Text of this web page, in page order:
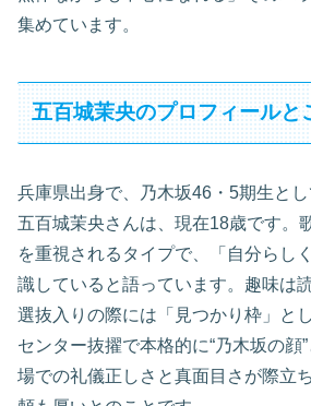
集めています。
五百城茉央のプロフィールと
兵庫県出身で、乃木坂46・5期生と
五百城茉央さんは、現在18歳です。
を重視されるタイプで、「自分らし
識していると語っています。趣味は
選抜入りの際には「見つかり枠」と
センター抜擢で本格的に“乃木坂の顔
場での礼儀正しさと真面目さが際立